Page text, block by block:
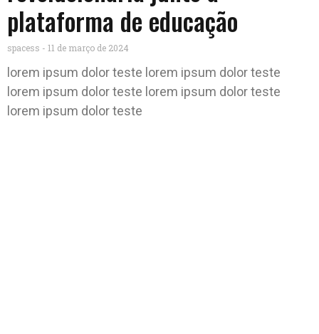
plataforma de educação
spacess 11 de março de 2024
lorem ipsum dolor teste lorem ipsum dolor teste
lorem ipsum dolor teste lorem ipsum dolor teste
lorem ipsum dolor teste